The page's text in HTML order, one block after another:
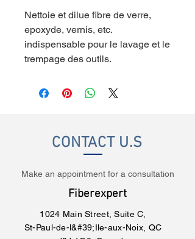
Nettoie et dilue fibre de verre,
epoxyde, vernis, etc.
indispensable pour le lavage et le
trempage des outils.
CONTACT U.S
Make an appointment for a consultation
Fiberexpert
1024 Main Street, Suite C,
St-Paul-de-l&#39;Ile-aux-Noix, QC